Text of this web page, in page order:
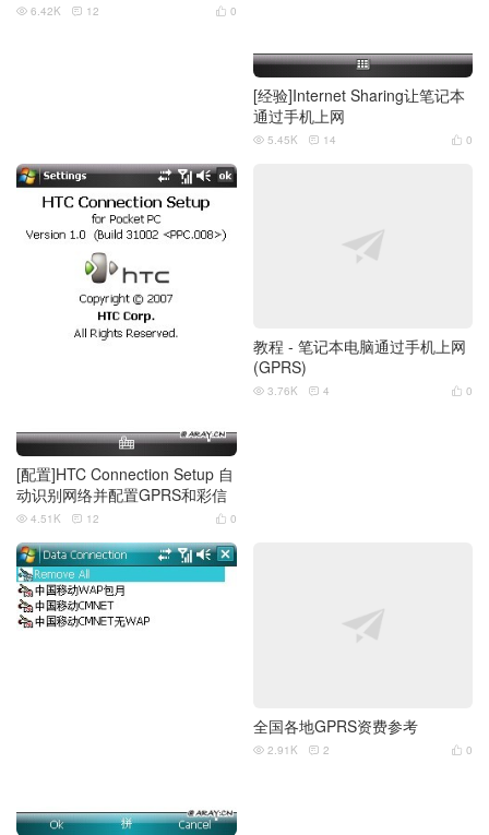
 0
 6.42K  12
[经验]Internet Sharing让笔记本
通过手机上网
 0
 5.45K  14
[配置]HTC Connection Setup 自
动识别网络并配置GPRS和彩信
 0
 4.51K  12
教程 - 笔记本电脑通过手机上网
(GPRS)
 0
 3.76K  4
全国各地GPRS资费参考
 0
 2.91K  2